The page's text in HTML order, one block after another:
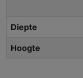
Diepte
Hoogte